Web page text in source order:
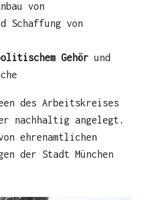
von
Schaffung von
Gehör und
des Arbeitskreises
nachhaltig angelegt.
ehrenamtlichen
der Stadt München